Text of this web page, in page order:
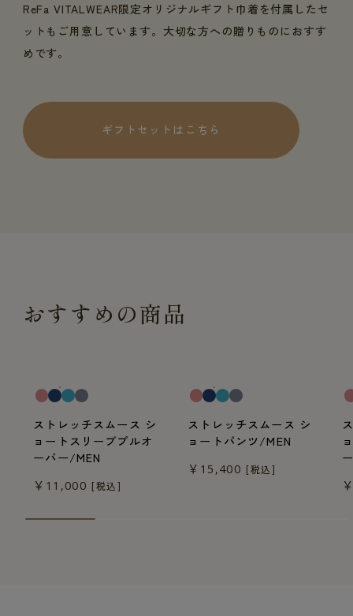
ReFa VITALWEAR限定オリジナルギフト巾着を付属したセ
ットもご用意しています。大切な方への贈りものにおすす
めです。
ギフトセットはこちら
おすすめの商品
ストレッチスムース シ
ョートスリーブプルオ
ーバー/MEN
￥11,000 [税込]
ストレッチスムース シ
ョートパンツ/MEN
￥15,400 [税込]